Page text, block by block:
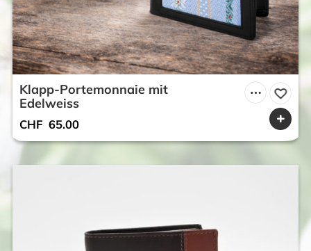
Klapp-Portemonnaie mit
Edelweiss
CHF 65.00